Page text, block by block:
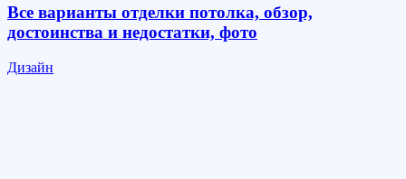
Все варианты отделки потолка, обзор,
достоинства и недостатки, фото
Дизайн